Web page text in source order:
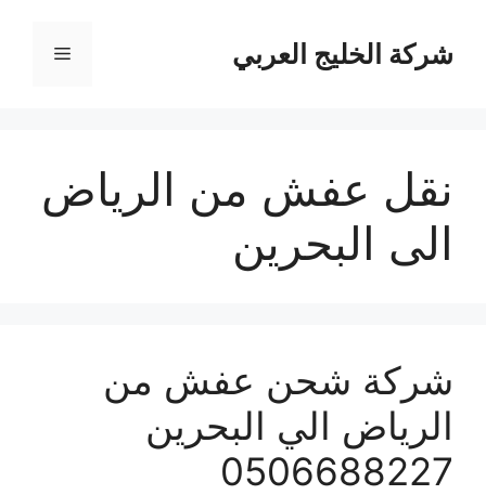
المحتوىشركة الخليج العربي القائمة
نقل عفش من الرياض
الى البحرين
شركة شحن عفش من
الرياض الي البحرين
0506688227